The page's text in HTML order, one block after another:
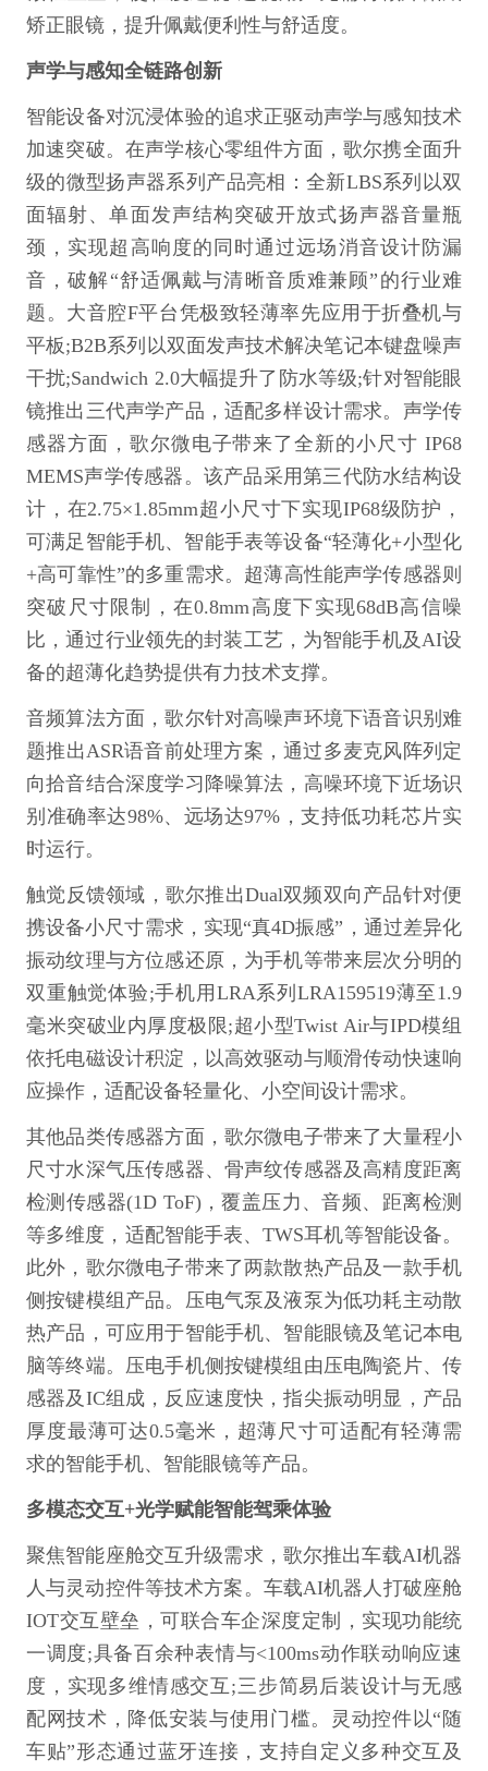
矫正眼镜，提升佩戴便利性与舒适度。
声学与感知全链路创新
智能设备对沉浸体验的追求正驱动声学与感知技术
加速突破。在声学核心零组件方面，歌尔携全面升
级的微型扬声器系列产品亮相：全新LBS系列以双
面辐射、单面发声结构突破开放式扬声器音量瓶
颈，实现超高响度的同时通过远场消音设计防漏
音，破解“舒适佩戴与清晰音质难兼顾”的行业难
题。大音腔F平台凭极致轻薄率先应用于折叠机与
平板;B2B系列以双面发声技术解决笔记本键盘噪声
干扰;Sandwich 2.0大幅提升了防水等级;针对智能眼
镜推出三代声学产品，适配多样设计需求。声学传
感器方面，歌尔微电子带来了全新的小尺寸 IP68
MEMS声学传感器。该产品采用第三代防水结构设
计，在2.75×1.85mm超小尺寸下实现IP68级防护，
可满足智能手机、智能手表等设备“轻薄化+小型化
+高可靠性”的多重需求。超薄高性能声学传感器则
突破尺寸限制，在0.8mm高度下实现68dB高信噪
比，通过行业领先的封装工艺，为智能手机及AI设
备的超薄化趋势提供有力技术支撑。
音频算法方面，歌尔针对高噪声环境下语音识别难
题推出ASR语音前处理方案，通过多麦克风阵列定
向拾音结合深度学习降噪算法，高噪环境下近场识
别准确率达98%、远场达97%，支持低功耗芯片实
时运行。
触觉反馈领域，歌尔推出Dual双频双向产品针对便
携设备小尺寸需求，实现“真4D振感”，通过差异化
振动纹理与方位感还原，为手机等带来层次分明的
双重触觉体验;手机用LRA系列LRA159519薄至1.9
毫米突破业内厚度极限;超小型Twist Air与IPD模组
依托电磁设计积淀，以高效驱动与顺滑传动快速响
应操作，适配设备轻量化、小空间设计需求。
其他品类传感器方面，歌尔微电子带来了大量程小
尺寸水深气压传感器、骨声纹传感器及高精度距离
检测传感器(1D ToF)，覆盖压力、音频、距离检测
等多维度，适配智能手表、TWS耳机等智能设备。
此外，歌尔微电子带来了两款散热产品及一款手机
侧按键模组产品。压电气泵及液泵为低功耗主动散
热产品，可应用于智能手机、智能眼镜及笔记本电
脑等终端。压电手机侧按键模组由压电陶瓷片、传
感器及IC组成，反应速度快，指尖振动明显，产品
厚度最薄可达0.5毫米，超薄尺寸可适配有轻薄需
求的智能手机、智能眼镜等产品。
多模态交互+光学赋能智能驾乘体验
聚焦智能座舱交互升级需求，歌尔推出车载AI机器
人与灵动控件等技术方案。车载AI机器人打破座舱
IOT交互壁垒，可联合车企深度定制，实现功能统
一调度;具备百余种表情与<100ms动作联动响应速
度，实现多维情感交互;三步简易后装设计与无感
配网技术，降低安装与使用门槛。灵动控件以“随
车贴”形态通过蓝牙连接，支持自定义多种交互及